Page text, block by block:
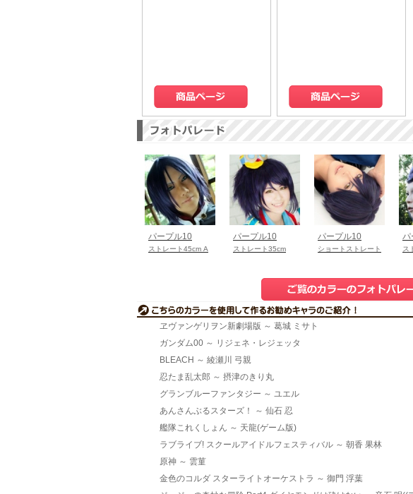
パープル10
ストレート45cm A
パープル10
ストレート35cm
パープル10
ショートストレート ス
ヱヴァンゲリヲン新劇場版 ～ 葛城 ミサト
ガンダム00 ～ リジェネ・レジェッタ
BLEACH ～ 綾瀬川 弓親
忍たま乱太郎 ～ 摂津のきり丸
グランブルーファンタジー ～ ユエル
あんさんぶるスターズ！ ～ 仙石 忍
艦隊これくしょん ～ 天龍(ゲーム版)
ラブライブ! スクールアイドルフェスティバル ～ 朝香 果林
原神 ～ 雲菫
金色のコルダ スターライトオーケストラ ～ 御門 浮葉